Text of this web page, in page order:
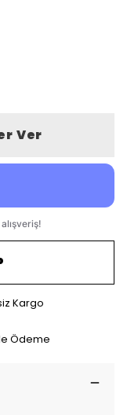
Ver
Kargo
Ödeme